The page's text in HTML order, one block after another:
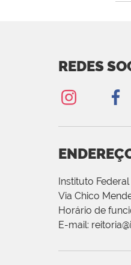
REDES
Instituto
Via Chico
Horário de
E-mail: